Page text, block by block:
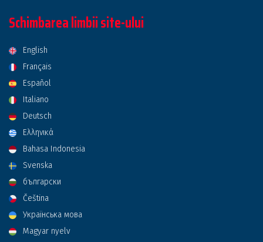
Schimbarea limbii site-ului
English
Français
Español
Italiano
Deutsch
Ελληνικά
Bahasa Indonesia
Svenska
български
Čeština
Українська мова
Magyar nyelv